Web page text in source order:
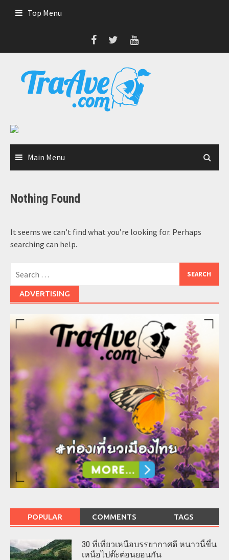
Top Menu
Main Menu
Nothing Found
It seems we can’t find what you’re looking for. Perhaps
searching can help.
ADVERTISING
POPULAR COMMENTS TAGS
30 ที่เที่ยวเหนือบรรยากาศดี หนาวนี้ขึ้น
เหนือไปต๊ะต่อนยอนกัน